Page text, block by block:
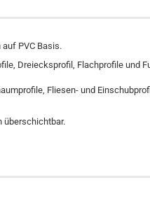
PVC Basis.
Dreiecksprofil, Flachprofile und
Fliesen- und
überschichtbar.